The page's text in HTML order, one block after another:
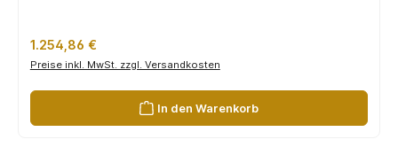
Regulärer Preis:
1.254,86 €
Preise inkl. MwSt. zzgl. Versandkosten
In den Warenkorb